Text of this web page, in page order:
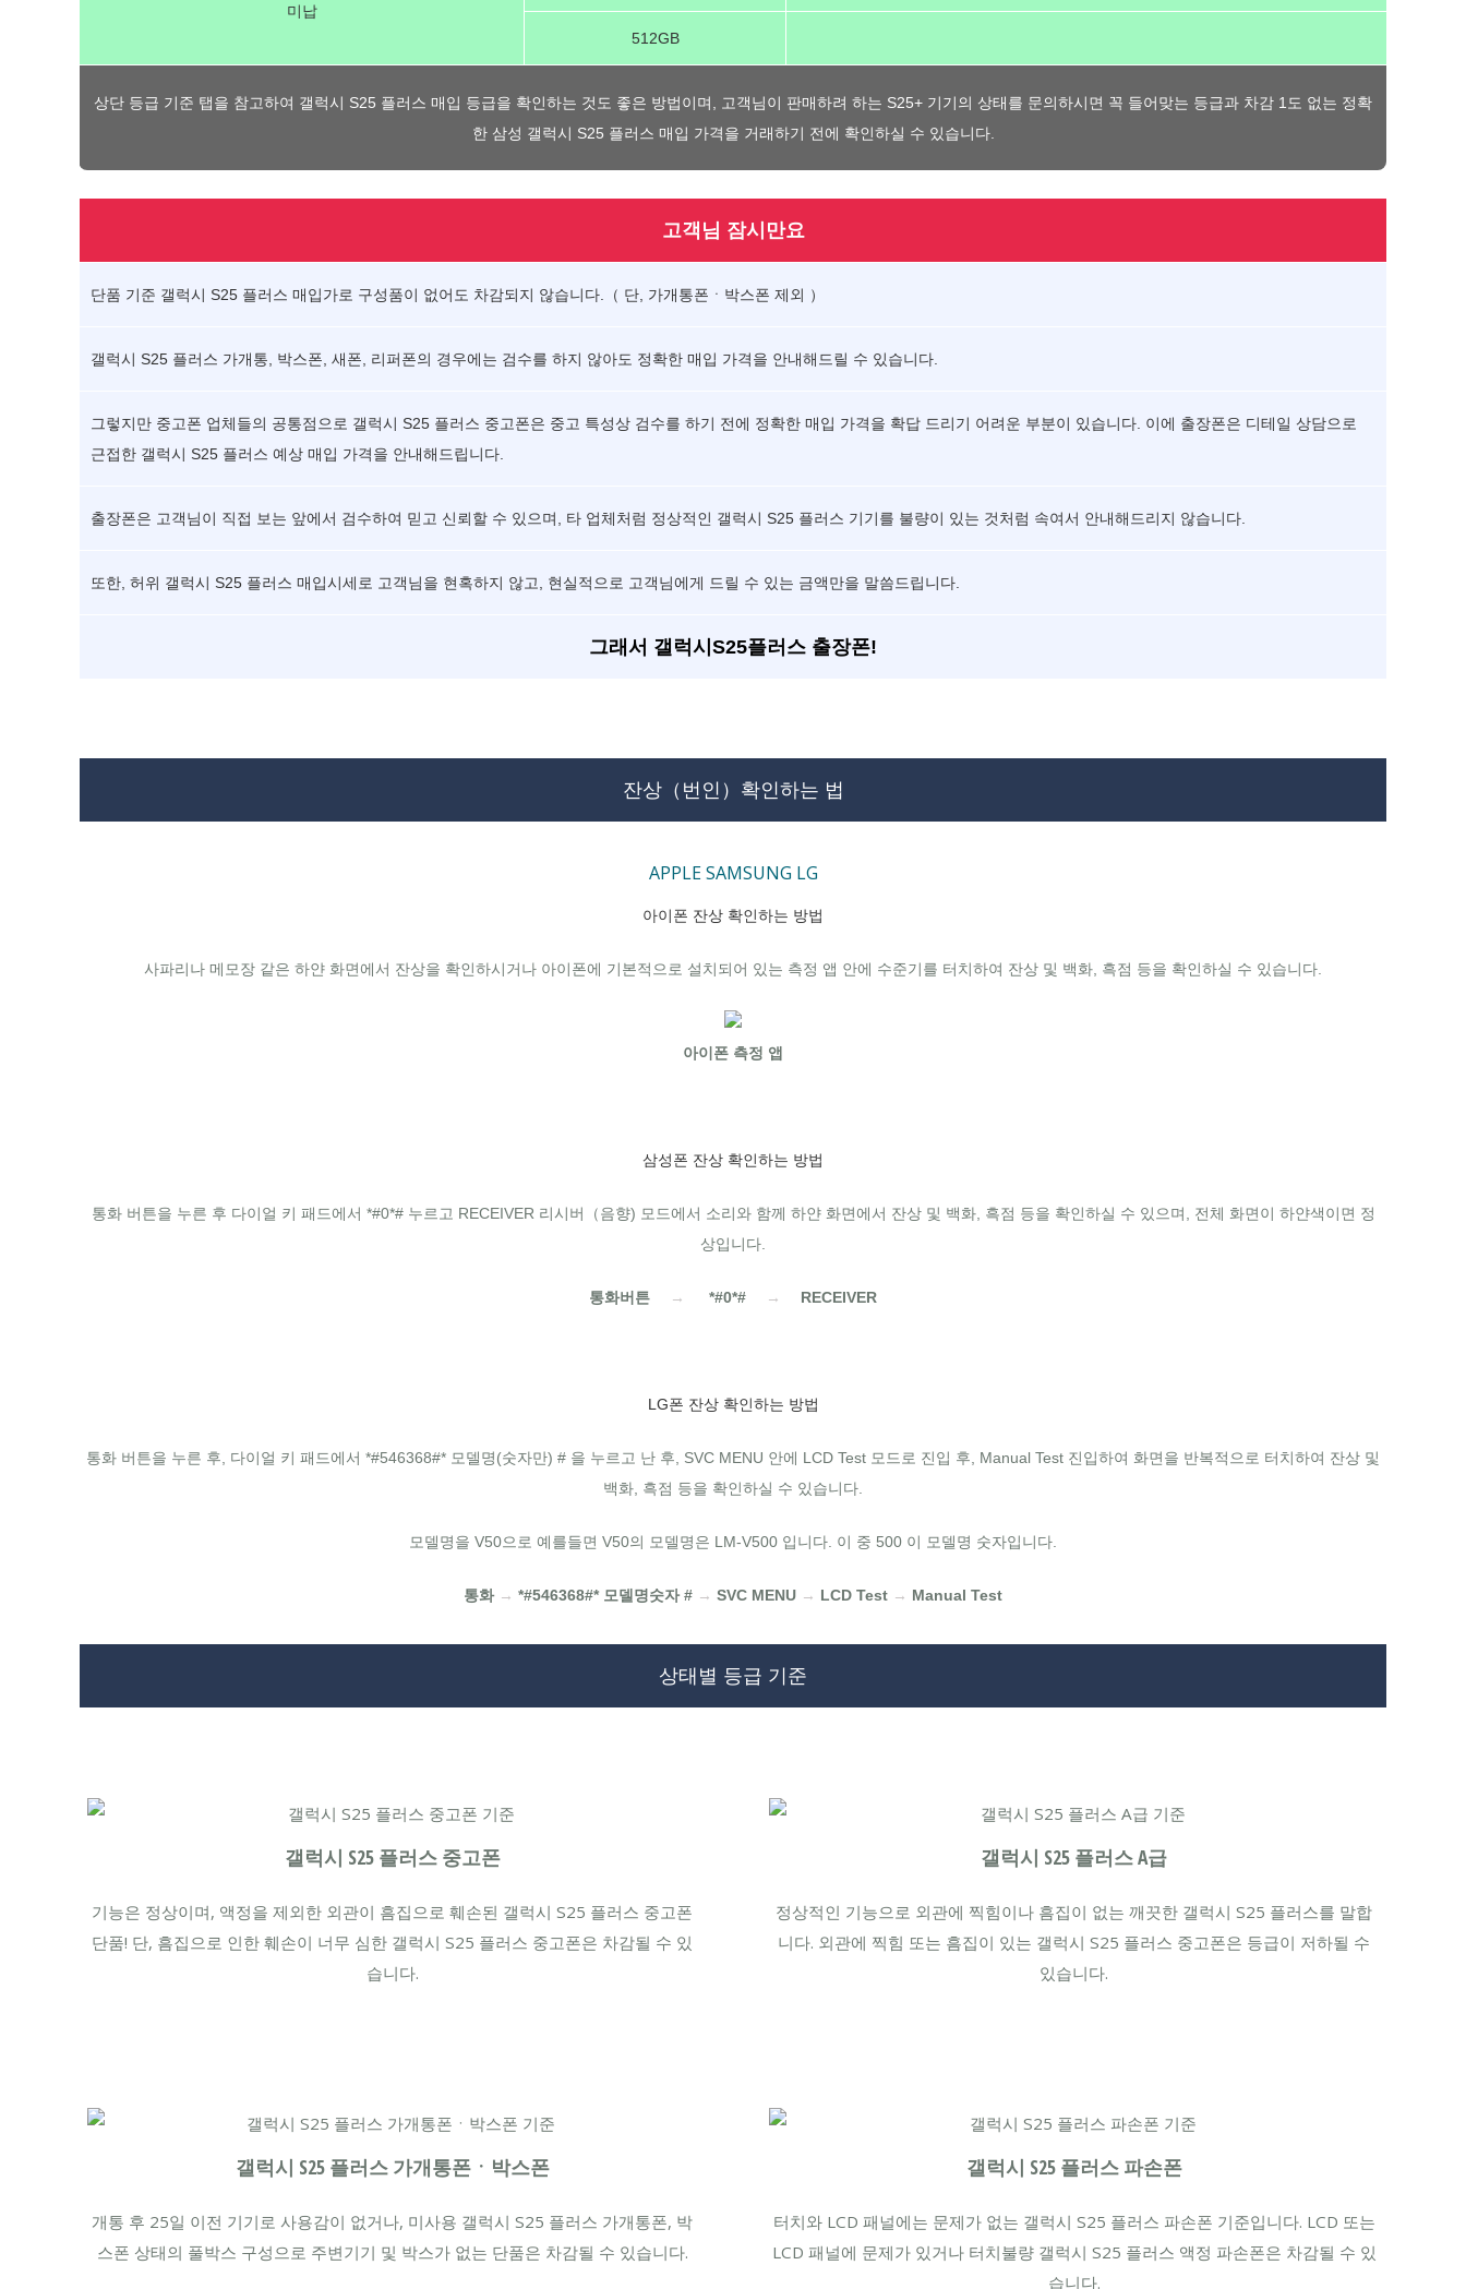
미납
512GB
상단 등급 기준 탭을 참고하여 갤럭시 S25 플러스 매입 등급을 확인하는 것도 좋은 방법이며, 고객님이 판매하려 하는 S25+ 기기의 상태를 문의하시면 꼭 들어맞는 등급과 차감 1도 없는 정확
한 삼성 갤럭시 S25 플러스 매입 가격을 거래하기 전에 확인하실 수 있습니다.
고객님 잠시만요
단품 기준 갤럭시 S25 플러스 매입가로 구성품이 없어도 차감되지 않습니다.（ 단, 가개통폰ㆍ박스폰 제외 ）
갤럭시 S25 플러스 가개통, 박스폰, 새폰, 리퍼폰의 경우에는 검수를 하지 않아도 정확한 매입 가격을 안내해드릴 수 있습니다.
그렇지만 중고폰 업체들의 공통점으로 갤럭시 S25 플러스 중고폰은 중고 특성상 검수를 하기 전에 정확한 매입 가격을 확답 드리기 어려운 부분이 있습니다. 이에 출장폰은 디테일 상담으로
근접한 갤럭시 S25 플러스 예상 매입 가격을 안내해드립니다.
출장폰은 고객님이 직접 보는 앞에서 검수하여 믿고 신뢰할 수 있으며, 타 업체처럼 정상적인 갤럭시 S25 플러스 기기를 불량이 있는 것처럼 속여서 안내해드리지 않습니다.
또한, 허위 갤럭시 S25 플러스 매입시세로 고객님을 현혹하지 않고, 현실적으로 고객님에게 드릴 수 있는 금액만을 말씀드립니다.
그래서 갤럭시S25플러스 출장폰!
잔상（번인）확인하는 법
APPLE SAMSUNG LG
아이폰 잔상 확인하는 방법
사파리나 메모장 같은 하얀 화면에서 잔상을 확인하시거나 아이폰에 기본적으로 설치되어 있는 측정 앱 안에 수준기를 터치하여 잔상 및 백화, 흑점 등을 확인하실 수 있습니다.
아이폰 측정 앱
삼성폰 잔상 확인하는 방법
통화 버튼을 누른 후 다이얼 키 패드에서 *#0*# 누르고 RECEIVER 리시버（음향) 모드에서 소리와 함께 하얀 화면에서 잔상 및 백화, 흑점 등을 확인하실 수 있으며, 전체 화면이 하얀색이면 정
상입니다.
통화버튼 → *#0*# → RECEIVER
LG폰 잔상 확인하는 방법
통화 버튼을 누른 후, 다이얼 키 패드에서 *#546368#* 모델명(숫자만) # 을 누르고 난 후, SVC MENU 안에 LCD Test 모드로 진입 후, Manual Test 진입하여 화면을 반복적으로 터치하여 잔상 및
백화, 흑점 등을 확인하실 수 있습니다.
모델명을 V50으로 예를들면 V50의 모델명은 LM-V500 입니다. 이 중 500 이 모델명 숫자입니다.
통화 → *#546368#* 모델명숫자 # → SVC MENU → LCD Test → Manual Test
상태별 등급 기준
갤럭시 S25 플러스 중고폰
기능은 정상이며, 액정을 제외한 외관이 흠집으로 훼손된 갤럭시 S25 플러스 중고폰
단품! 단, 흠집으로 인한 훼손이 너무 심한 갤럭시 S25 플러스 중고폰은 차감될 수 있
습니다.
갤럭시 S25 플러스 A급
정상적인 기능으로 외관에 찍힘이나 흠집이 없는 깨끗한 갤럭시 S25 플러스를 말합
니다. 외관에 찍힘 또는 흠집이 있는 갤럭시 S25 플러스 중고폰은 등급이 저하될 수
있습니다.
갤럭시 S25 플러스 가개통폰ㆍ박스폰
개통 후 25일 이전 기기로 사용감이 없거나, 미사용 갤럭시 S25 플러스 가개통폰, 박
스폰 상태의 풀박스 구성으로 주변기기 및 박스가 없는 단품은 차감될 수 있습니다.
갤럭시 S25 플러스 파손폰
터치와 LCD 패널에는 문제가 없는 갤럭시 S25 플러스 파손폰 기준입니다. LCD 또는
LCD 패널에 문제가 있거나 터치불량 갤럭시 S25 플러스 액정 파손폰은 차감될 수 있
습니다.